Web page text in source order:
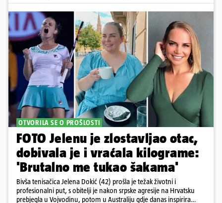
OTVORILA SE O PROŠLOSTI
FOTO Jelenu je zlostavljao otac,
dobivala je i vraćala kilograme:
'Brutalno me tukao šakama'
Bivša tenisačica Jelena Dokić (42) prošla je težak životni i
profesionalni put, s obitelji je nakon srpske agresije na Hrvatsku
prebjegla u Vojvodinu, potom u Australiju gdje danas inspirira